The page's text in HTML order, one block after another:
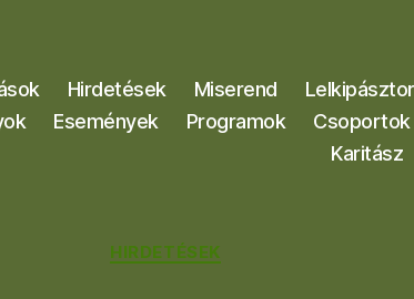
Hirdetések Miserend
Események Programok Csoportok
Karitász
Kategóriák
HIRDETÉSEK